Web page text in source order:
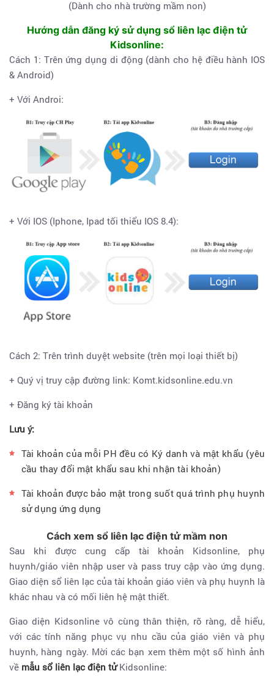
(Dành cho nhà trường mầm non)
Hướng dẫn đăng ký sử dụng sổ liên lạc điện tử
Kidsonline:
Cách 1: Trên ứng dụng di động (dành cho hệ điều hành IOS
& Android)
+ Với Androi:
+ Với IOS (Iphone, Ipad tối thiểu IOS 8.4):
Cách 2: Trên trình duyệt website (trên mọi loại thiết bị)
+ Quý vị truy cập đường link: Komt.kidsonline.edu.vn
+ Đăng ký tài khoản
Lưu ý:
Tài khoản của mỗi PH đều có Ký danh và mật khẩu (yêu
cầu thay đổi mật khẩu sau khi nhận tài khoản)
Tài khoản được bảo mật trong suốt quá trình phụ huynh
sử dụng ứng dụng
Cách xem sổ liên lạc điện tử mầm non
Sau khi được cung cấp tài khoản Kidsonline, phụ
huynh/giáo viên nhập user và pass truy cập vào ứng dụng.
Giao diện sổ liên lạc của tài khoản giáo viên và phụ huynh là
khác nhau và có mối liên hệ mật thiết.
Giao diện Kidsonline vô cùng thân thiện, rõ ràng, dễ hiểu,
với các tính năng phục vụ nhu cầu của giáo viên và phụ
huynh, hàng ngày. Mời các bạn xem thêm một số hình ảnh
về mẫu sổ liên lạc điện tửKidsonline: